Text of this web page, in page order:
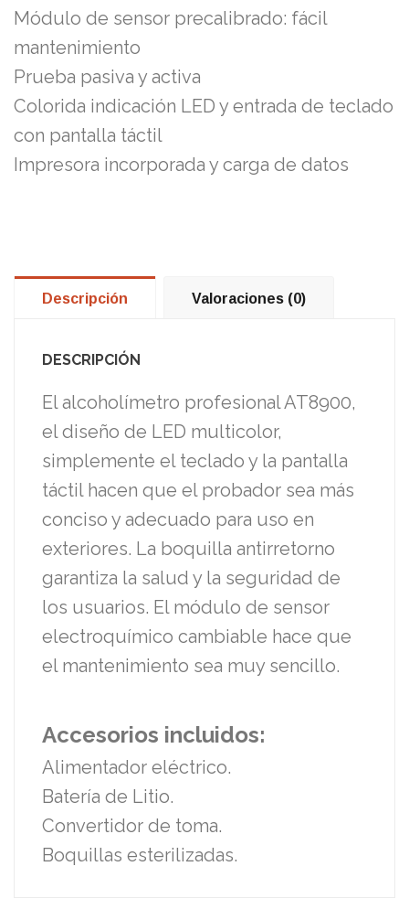
Módulo de sensor precalibrado: fácil
mantenimiento
Prueba pasiva y activa
Colorida indicación LED y entrada de teclado
con pantalla táctil
Impresora incorporada y carga de datos
Descripción Valoraciones (0)
DESCRIPCIÓN
El alcoholímetro profesional AT8900,
el diseño de LED multicolor,
simplemente el teclado y la pantalla
táctil hacen que el probador sea más
conciso y adecuado para uso en
exteriores. La boquilla antirretorno
garantiza la salud y la seguridad de
los usuarios. El módulo de sensor
electroquímico cambiable hace que
el mantenimiento sea muy sencillo.
Accesorios incluidos:
Alimentador eléctrico.
Batería de Litio.
Convertidor de toma.
Boquillas esterilizadas.